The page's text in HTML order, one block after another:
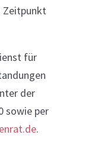
Zeitpunkt
für
der
sowie per
.